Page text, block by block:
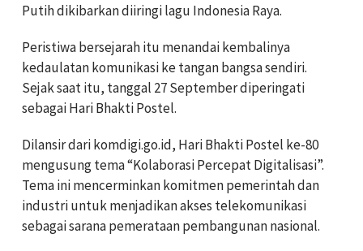
Putih dikibarkan diiringi lagu Indonesia Raya.
Peristiwa bersejarah itu menandai kembalinya
kedaulatan komunikasi ke tangan bangsa sendiri.
Sejak saat itu, tanggal 27 September diperingati
sebagai Hari Bhakti Postel.
Dilansir dari komdigi.go.id, Hari Bhakti Postel ke-80
mengusung tema “Kolaborasi Percepat Digitalisasi”.
Tema ini mencerminkan komitmen pemerintah dan
industri untuk menjadikan akses telekomunikasi
sebagai sarana pemerataan pembangunan nasional.